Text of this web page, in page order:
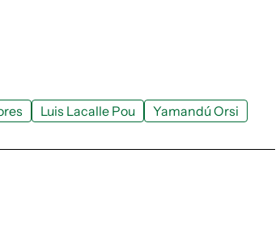
Luis Lacalle Pou Yamandú Orsi